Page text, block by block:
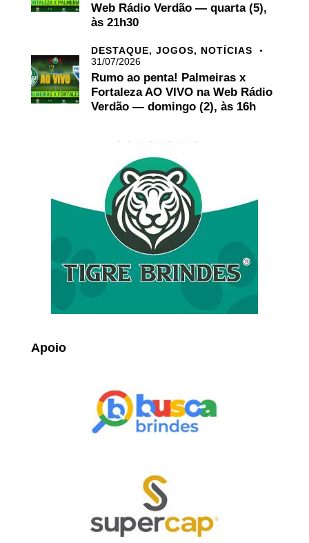
Web Rádio Verdão — quarta (5),
às 21h30
DESTAQUE, JOGOS, NOTÍCIAS
31/07/2026
Rumo ao penta! Palmeiras x
Fortaleza AO VIVO na Web Rádio
Verdão — domingo (2), às 16h
Apoio